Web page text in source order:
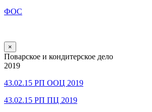
ФОС
×
Поварское и кондитерское дело
2019
43.02.15 РП ООЦ 2019
43.02.15 РП ПЦ 2019